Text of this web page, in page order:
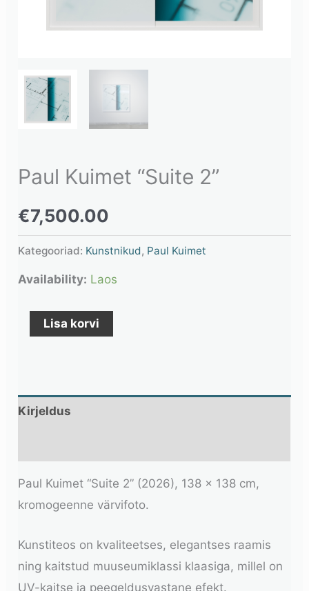
Paul Kuimet “Suite 2”
€7,500.00
Kategooriad: Kunstnikud, Paul Kuimet
Availability: Laos
Lisa korvi
Kirjeldus
Paul Kuimet “Suite 2” (2026), 138 × 138 cm,
kromogeenne värvifoto.
Kunstiteos on kvaliteetses, elegantses raamis
ning kaitstud muuseumiklassi klaasiga, millel on
UV-kaitse ja peegeldusvastane efekt.